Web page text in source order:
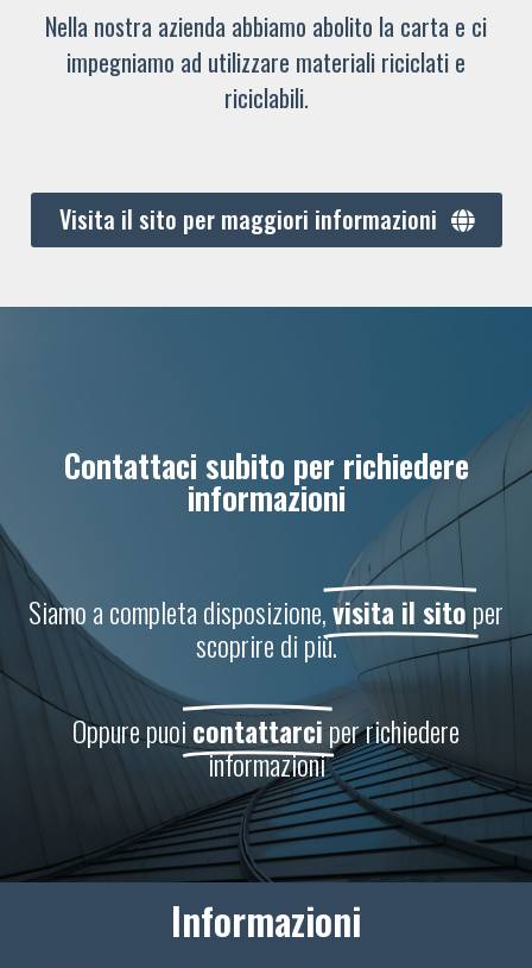
Nella nostra azienda abbiamo abolito la carta e ci
impegniamo ad utilizzare materiali riciclati e
riciclabili.
Visita il sito per maggiori informazioni
Contattaci subito per richiedere
informazioni
Siamo a completa disposizione,visita il sitoper
scoprire di più.
Oppure puoicontattarciper richiedere
informazioni
Informazioni